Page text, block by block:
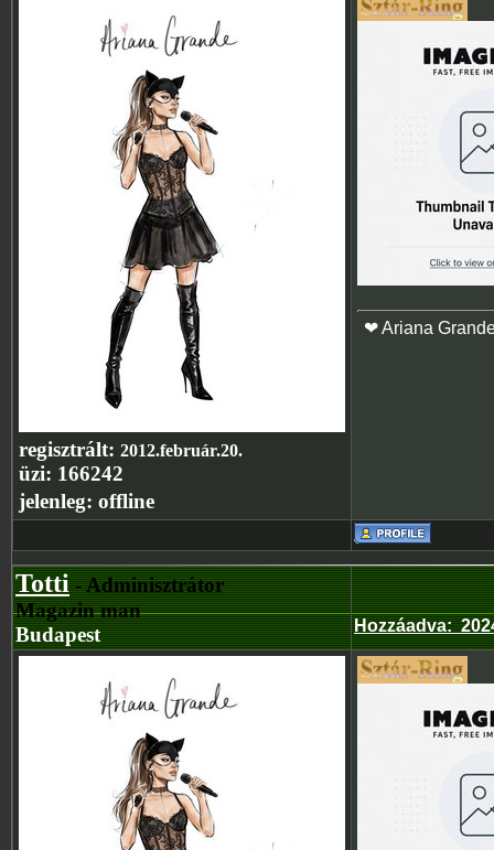
regisztrált: 2012.február.20.
üzi: 166242
jelenleg: offline
❤ Ariana
Totti- Adminisztrátor
Magazin man
Budapest
Hozzáadva: